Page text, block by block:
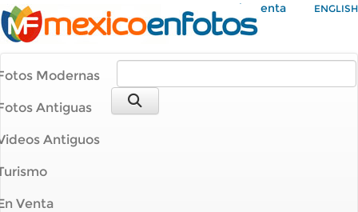
Mi Cuenta ENGLISH
Modernas
Antiguas
Antiguos
Venta